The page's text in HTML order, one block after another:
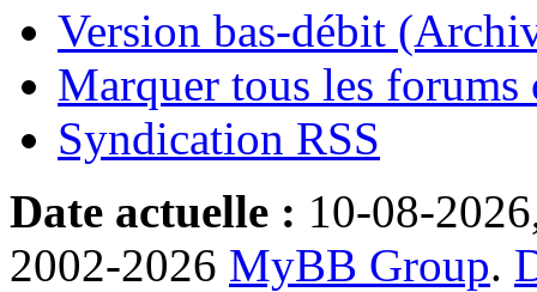
Version bas-débit
Marquer tous les forums
Syndication RSS
Date actuelle : 10-08-
2002-2026 MyBB Group.